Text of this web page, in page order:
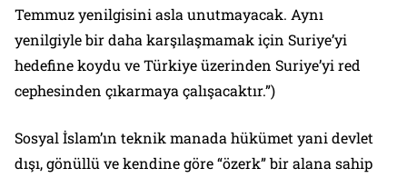
Temmuz yenilgisini asla unutmayacak. Aynı
yenilgiyle bir daha karşılaşmamak için Suriye’yi
hedefine koydu ve Türkiye üzerinden Suriye’yi red
cephesinden çıkarmaya çalışacaktır.”)
Sosyal İslam’ın teknik manada hükümet yani devlet
dışı, gönüllü ve kendine göre “özerk” bir alana sahip